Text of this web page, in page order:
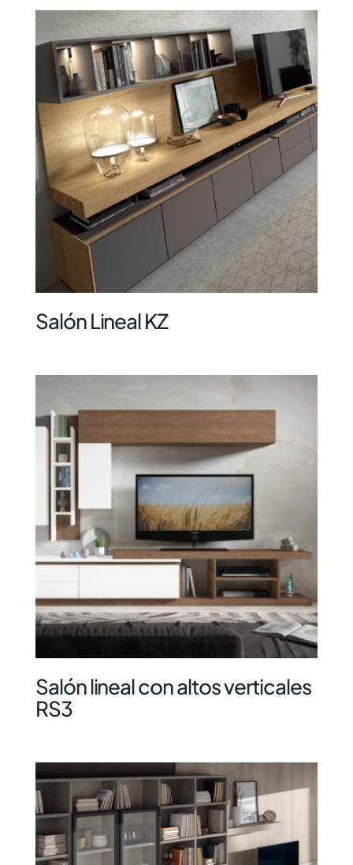
Salón Lineal KZ
Salón lineal con altos verticales
RS3